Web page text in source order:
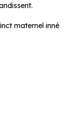
maternel inné